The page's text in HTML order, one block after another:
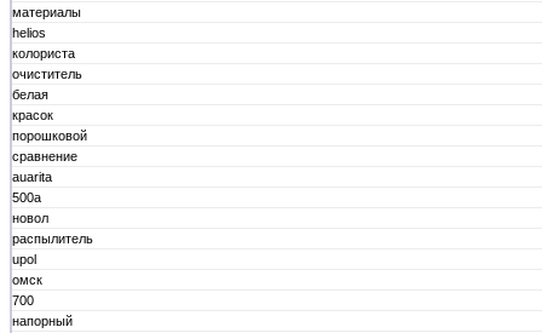
материалы
helios
колориста
очиститель
белая
красок
порошковой
сравнение
auarita
500а
новол
распылитель
upol
омск
700
напорный